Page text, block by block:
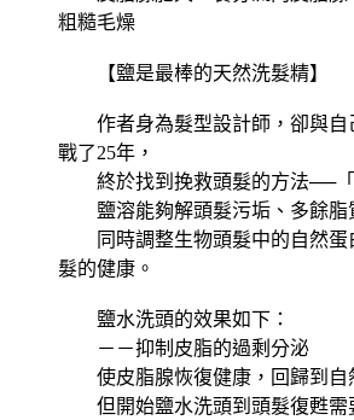
粗糙毛燥
【鹽是最棒的天然洗髮精】
作者身為髮型設計師，卻與自
戰了25年，
終於找到挽救頭髮的方法──「
鹽溶能夠解頭髮污垢、多餘脂
同時調整生物頭髮中的自然蛋
髮的健康。
鹽水洗頭的效果如下：
－－抑制皮脂的過剩分泌
使皮脂腺恢復健康，回歸到自
但開始鹽水洗頭到頭髮復甦需